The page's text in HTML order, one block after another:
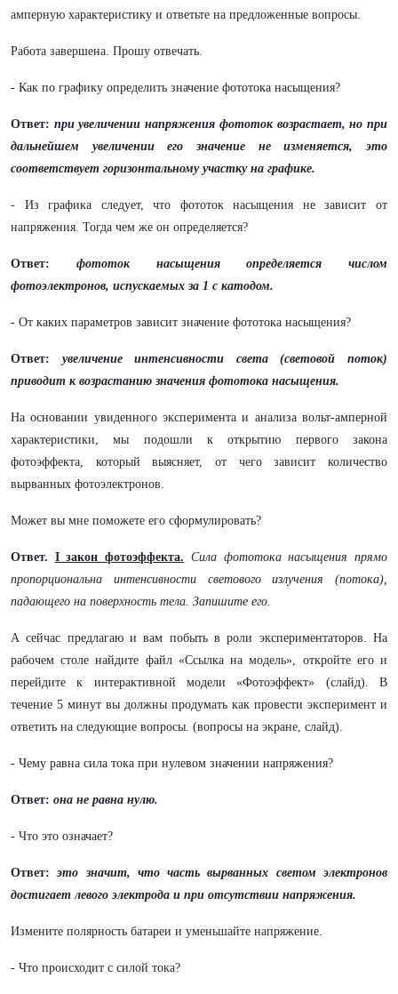
амперную характеристику и ответьте на предложенные вопросы.
Работа завершена. Прошу отвечать.
- Как по графику определить значение фототока насыщения?
Ответ: при увеличении напряжения фототок возрастает, но при
дальнейшем увеличении его значение не изменяется, это
соответствует горизонтальному участку на графике.
- Из графика следует, что фототок насыщения не зависит от
напряжения. Тогда чем же он определяется?
Ответ: фототок насыщения определяется числом
фотоэлектронов, испускаемых за 1 с катодом.
- От каких параметров зависит значение фототока насыщения?
Ответ: увеличение интенсивности света (световой поток)
приводит к возрастанию значения фототока насыщения.
На основании увиденного эксперимента и анализа вольт-амперной
характеристики, мы подошли к открытию первого закона
фотоэффекта, который выясняет, от чего зависит количество
вырванных фотоэлектронов.
Может вы мне поможете его сформулировать?
Ответ. I закон фотоэффекта. Сила фототока насыщения прямо
пропорциональна интенсивности светового излучения (потока),
падающего на поверхность тела. Запишите его.
А сейчас предлагаю и вам побыть в роли экспериментаторов. На
рабочем столе найдите файл «Ссылка на модель», откройте его и
перейдите к интерактивной модели «Фотоэффект» (слайд). В
течение 5 минут вы должны продумать как провести эксперимент и
ответить на следующие вопросы. (вопросы на экране, слайд).
- Чему равна сила тока при нулевом значении напряжения?
Ответ: она не равна нулю.
- Что это означает?
Ответ:это значит, что часть вырванных светом электронов
достигает левого электрода и при отсутствии напряжения.
Измените полярность батареи и уменьшайте напряжение.
- Что происходит с силой тока?